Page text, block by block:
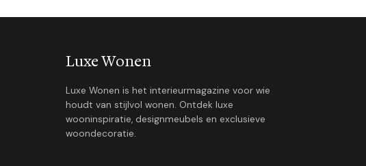
Luxe Wonen
Luxe Wonen is het interieurmagazine voor wie
houdt van stijlvol wonen. Ontdek luxe
wooninspiratie, designmeubels en exclusieve
woondecoratie.